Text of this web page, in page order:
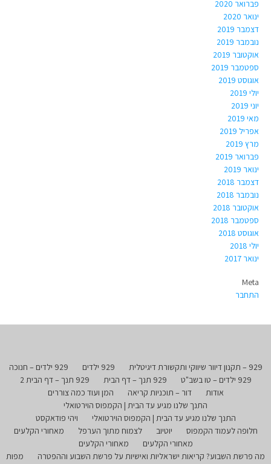
פברואר 2020
ינואר 2020
דצמבר 2019
נובמבר 2019
אוקטובר 2019
ספטמבר 2019
אוגוסט 2019
יולי 2019
יוני 2019
מאי 2019
אפריל 2019
מרץ 2019
פברואר 2019
ינואר 2019
דצמבר 2018
נובמבר 2018
אוקטובר 2018
ספטמבר 2018
אוגוסט 2018
יולי 2018
ינואר 2017
Meta
התחבר
929 – תקנון דיוור שיווקי ותקשורת דיגיטלית 929 ילדים
929 ילדים – חנוכה
929 ילדים – טו בשב"ט
929 תנך – דף הבית
929 תנך – דף הבית 2
אודות
דור – תוכניות קריאה
המן ועוד כמה צוררים
התנך שלנו מגיע עד הבית | הקמפוס הוירטואלי
התנך שלנו מגיע עד הבית | הקמפוס הוירטואלי
ויהי פודאקסט
חלופה לעמוד הקמפוס
יוטיוב לצמוח מתוך הערפל
מאחורי הקלעים
מאחורי הקלעים
מאחורי הקלעים
מה פרשת השבוע? קריאות ישראליות ואישיות על פרשת השבוע וההפטרה
מפות